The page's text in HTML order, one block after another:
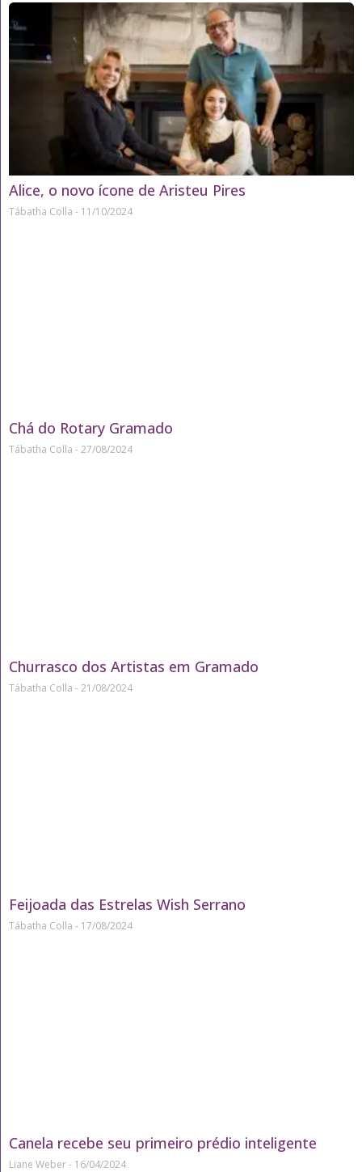
Alice, o novo ícone de Aristeu Pires
Tábatha Colla 11/10/2024
Chá do Rotary Gramado
Tábatha Colla 27/08/2024
Churrasco dos Artistas em Gramado
Tábatha Colla 21/08/2024
Feijoada das Estrelas Wish Serrano
Tábatha Colla 17/08/2024
Canela recebe seu primeiro prédio inteligente
Liane Weber 16/04/2024